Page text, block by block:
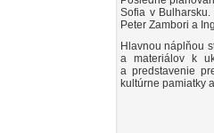
Sofia v
Peter Zambori a
Hlavnou náplňou
a materiálov k
a predstavenie
kultúrne pamiatky